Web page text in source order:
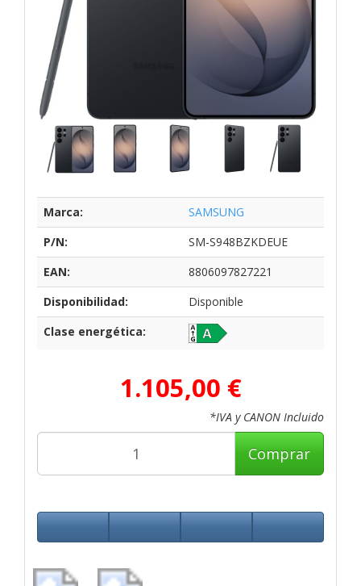
Marca:
SAMSUNG
P/N:
SM-S948BZKDEUE
EAN:
8806097827221
Disponibilidad:
Disponible
Clase energética:
1.105,00 €
*IVA y CANON Incluido
Comprar